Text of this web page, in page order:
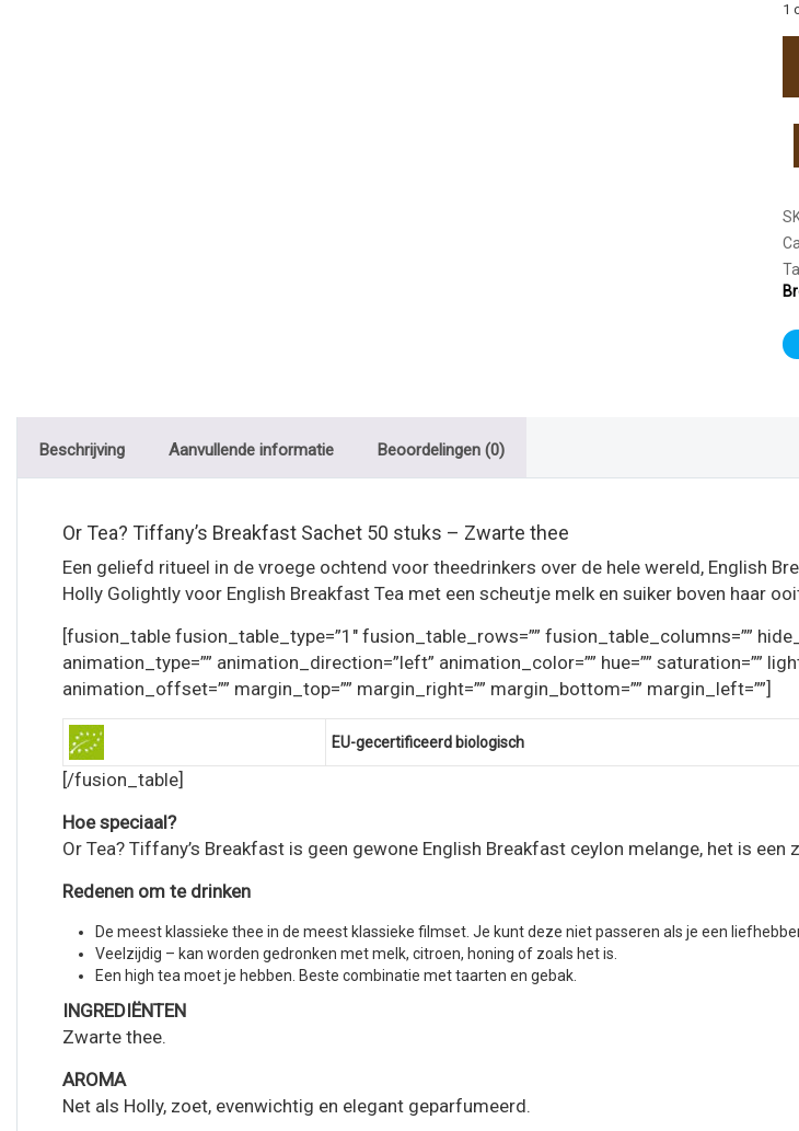
1
Beschrijving Aanvullende informatie Beoordelingen (0)
Or Tea? Tiffany’s Breakfast Sachet 50 stuks – Zwarte thee
Een geliefd ritueel in de vroege ochtend voor theedrinkers over de hele wereld, English
Holly Golightly voor English Breakfast Tea met een scheutje melk en suiker boven haar
[fusion_table fusion_table_type=”1″ fusion_table_rows=”” fusion_table_columns=””
animation_type=”” animation_direction=”left” animation_color=”” hue=”” saturation=””
animation_offset=”” margin_top=”” margin_right=”” margin_bottom=”” margin_left=””]
EU-gecertificeerd biologisch
[/fusion_table]
Hoe speciaal?
Or Tea? Tiffany’s Breakfast is geen gewone English Breakfast ceylon melange, het is
Redenen om te drinken
De meest klassieke thee in de meest klassieke filmset. Je kunt deze niet passeren als je een
Veelzijdig – kan worden gedronken met melk, citroen, honing of zoals het is.
Een high tea moet je hebben. Beste combinatie met taarten en gebak.
INGREDIËNTEN
Zwarte thee.
AROMA
Net als Holly, zoet, evenwichtig en elegant geparfumeerd.